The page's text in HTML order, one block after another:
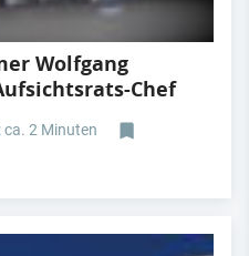
Wolfgang
Chef
ca. 2 Minuten